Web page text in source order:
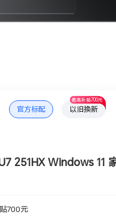
官方标配 以旧换新
最高补贴700元
251HX Windows 11
700元